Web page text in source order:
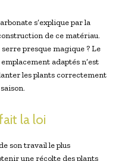
s’explique par la
de ce matériau.
presque magique ? Le
adaptés n’est
les plants correctement
la loi
son travail le plus
une récolte des plants